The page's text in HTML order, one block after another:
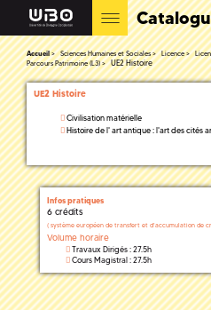
Accueil Sciences Humaines et Sociales Licence
Parcours Patrimoine (L3)
UE2 Histoire
UE2 Histoire
Civilisation matérielle
Histoire de l' art antique : l'art des cités
Infos pratiques
6 crédits
( système européen de transfert et d'accumulation de
Volume horaire
Travaux Dirigés : 27.5h
Cours Magistral : 27.5h